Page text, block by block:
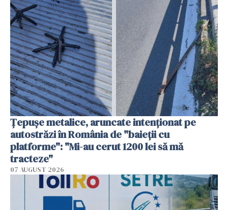
Țepușe metalice, aruncate intenționat pe
autostrăzi în România de "baieții cu
platforme": "Mi-au cerut 1200 lei să mă
tracteze"
07 AUGUST 2026